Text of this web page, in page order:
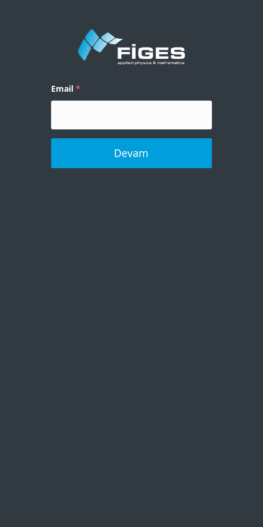
Email
Devam